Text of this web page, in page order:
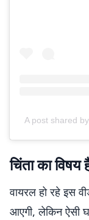
A post shared
चिंता का विषय
वायरल हो रहे इस
आएगी, लेकिन ऐसी